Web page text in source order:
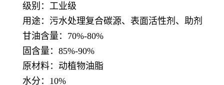
级别：工业级
用途：污水处理复合碳源、表面活性剂、助剂
甘油含量：70%-80%
固含量：85%-90%
原材料：动植物油脂
水分：10%